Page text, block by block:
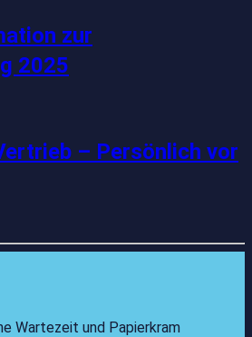
zur
2025
– Persönlich vor
Wartezeit und Papierkram